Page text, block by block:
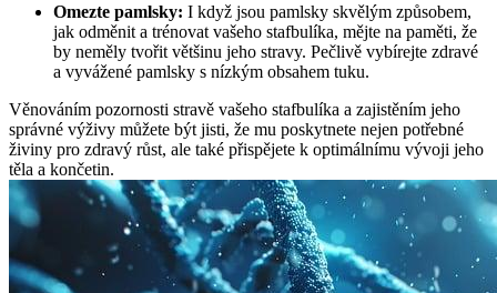
Omezte pamlsky: I když jsou pamlsky skvělým způsobem,
jak odměnit a trénovat vašeho stafbulíka, mějte na paměti, že
by neměly tvořit většinu jeho stravy. Pečlivě vybírejte zdravé
a vyvážené pamlsky s nízkým obsahem tuku.
Věnováním pozornosti stravě vašeho stafbulíka a zajistěním jeho
správné výživy můžete být jisti, že mu poskytnete nejen potřebné
živiny pro zdravý růst, ale také přispějete k optimálnímu vývoji jeho
těla a končetin.